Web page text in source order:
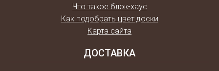
Что такое блок-хаус
Как подобрать цвет доски
Карта сайта
ДОСТАВКА